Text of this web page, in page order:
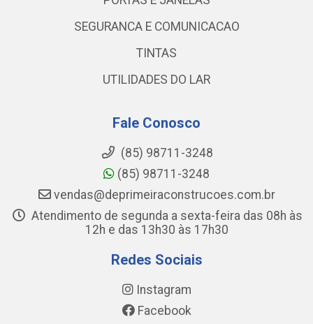
SEGURANCA E COMUNICACAO
TINTAS
UTILIDADES DO LAR
Fale Conosco
(85) 98711-3248
(85) 98711-3248
vendas@deprimeiraconstrucoes.com.br
Atendimento de segunda a sexta-feira das 08h às
12h e das 13h30 às 17h30
Redes Sociais
Instagram
Facebook